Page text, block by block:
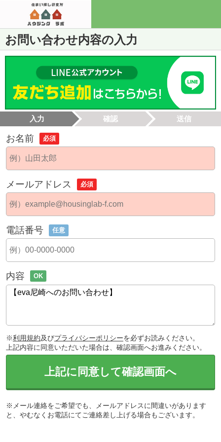
お問い合わせ内容の入力
入力 確認 送信
お名前 必須
メールアドレス 必須
電話番号 任意
内容 OK
※利用規約及びプライバシーポリシーを必ずお読みください。
上記内容に同意いただいた場合は、確認画面へお進みください。
上記に同意して確認画面へ
※メール連絡をご希望でも、メールアドレスに間違いがあります
と、やむなくお電話にてご連絡差し上げる場合もございます。